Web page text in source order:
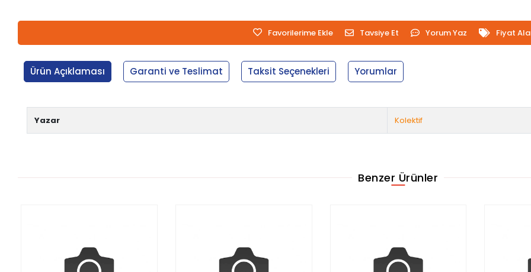
Favorilerime Ekle Tavsiye Et Yorum Yaz Fiyat
Ürün Açıklaması Garanti ve Teslimat Taksit Seçenekleri Yorumlar
Yazar Kolektif
Benzer Ürünler